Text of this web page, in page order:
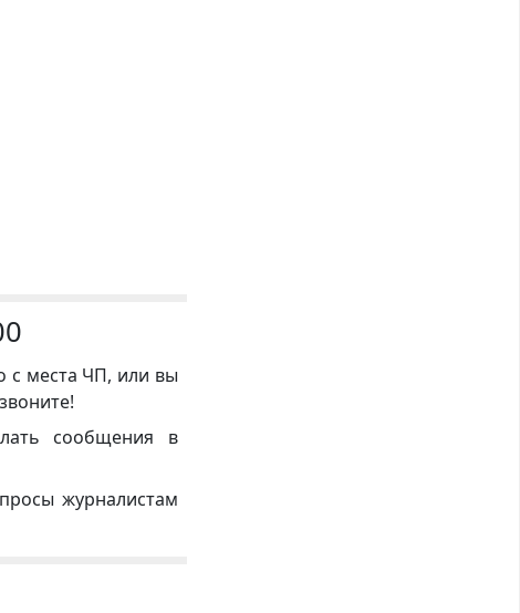
с места ЧП, или вы
сообщения в
журналистам